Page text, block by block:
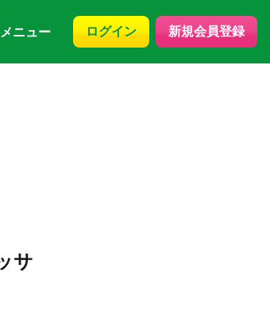
メニュー ログイン 新規会員登録
サ